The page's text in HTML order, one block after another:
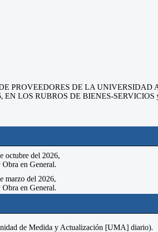
PROVEEDORES DE LA
LOS RUBROS DE BIENES-
octubre del 2026,
en General.
marzo del 2026,
en General.
de Medida y Actualización [UMA] diario).